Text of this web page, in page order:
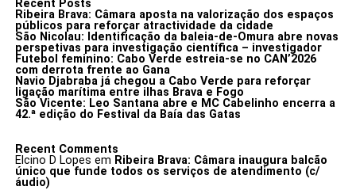
Recent Posts
Ribeira Brava: Câmara aposta na valorização dos espaços
públicos para reforçar atractividade da cidade
São Nicolau: Identificação da baleia-de-Omura abre novas
perspetivas para investigação científica – investigador
Futebol feminino: Cabo Verde estreia-se no CAN’2026
com derrota frente ao Gana
Navio Djabraba já chegou a Cabo Verde para reforçar
ligação marítima entre ilhas Brava e Fogo
São Vicente: Leo Santana abre e MC Cabelinho encerra a
42.ª edição do Festival da Baía das Gatas
Recent Comments
Elcino D Lopes em Ribeira Brava: Câmara inaugura balcão
único que funde todos os serviços de atendimento (c/
áudio)